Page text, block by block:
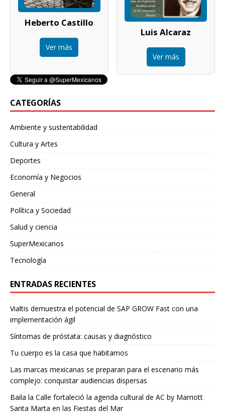
Heberto Castillo
Ver más
Luis Alcaraz
Ver más
CATEGORÍAS
Ambiente y sustentabilidad
Cultura y Artes
Deportes
Economía y Negocios
General
Política y Sociedad
Salud y ciencia
SuperMexicanos
Tecnología
ENTRADAS RECIENTES
Vialtis demuestra el potencial de SAP GROW Fast con una
implementación ágil
Síntomas de próstata: causas y diagnóstico
Tu cuerpo es la casa que habitamos
Las marcas mexicanas se preparan para el escenario más
complejo: conquistar audiencias dispersas
Baila la Calle fortaleció la agenda cultural de AC by Marriott
Santa Marta en las Fiestas del Mar